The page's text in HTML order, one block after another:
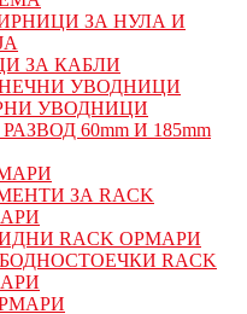
ЗА НУЛА И
ЗА КАБЛИ
УВОДНИЦИ
УВОДНИЦИ
60mm И 185mm
ЗА RACK
RACK ОРМАРИ
RACK